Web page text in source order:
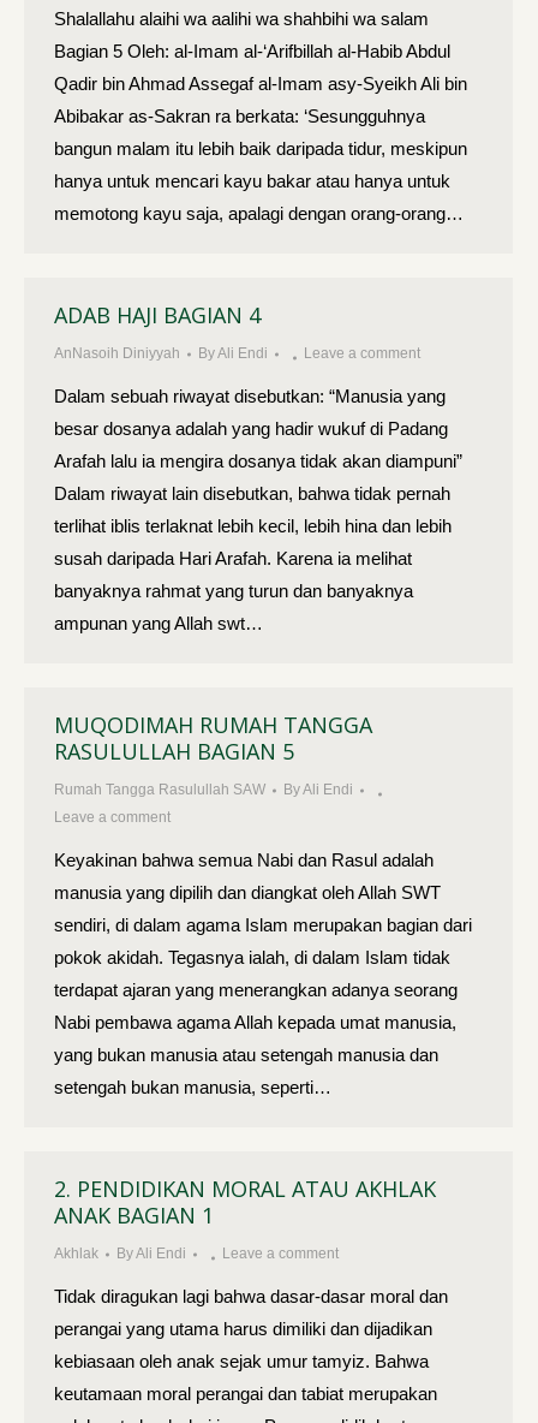
Shalallahu alaihi wa aalihi wa shahbihi wa salam
Bagian 5 Oleh: al-Imam al-‘Arifbillah al-Habib Abdul
Qadir bin Ahmad Assegaf al-Imam asy-Syeikh Ali bin
Abibakar as-Sakran ra berkata: ‘Sesungguhnya
bangun malam itu lebih baik daripada tidur, meskipun
hanya untuk mencari kayu bakar atau hanya untuk
memotong kayu saja, apalagi dengan orang-orang…
ADAB HAJI BAGIAN 4
AnNasoih Diniyyah ByAli Endi Leave a comment
Dalam sebuah riwayat disebutkan: “Manusia yang
besar dosanya adalah yang hadir wukuf di Padang
Arafah lalu ia mengira dosanya tidak akan diampuni”
Dalam riwayat lain disebutkan, bahwa tidak pernah
terlihat iblis terlaknat lebih kecil, lebih hina dan lebih
susah daripada Hari Arafah. Karena ia melihat
banyaknya rahmat yang turun dan banyaknya
ampunan yang Allah swt…
MUQODIMAH RUMAH TANGGA
RASULULLAH BAGIAN 5
Rumah Tangga Rasulullah SAW ByAli Endi
Leave a comment
Keyakinan bahwa semua Nabi dan Rasul adalah
manusia yang di­pilih dan diangkat oleh Allah SWT
sendiri, di dalam agama Islam me­rupakan bagian dari
pokok akidah. Tegasnya ialah, di dalam Islam tidak
terdapat ajaran yang menerangkan adanya seorang
Nabi pembawa aga­ma Allah kepada umat manusia,
yang bukan manusia atau setengah manusia dan
setengah bukan manusia, seperti…
2. PENDIDIKAN MORAL ATAU AKHLAK
ANAK BAGIAN 1
Akhlak ByAli Endi Leave a comment
Tidak diragukan lagi bahwa dasar-dasar moral dan
perangai yang utama harus dimiliki dan dijadikan
kebiasaan oleh anak sejak umur tamyiz. Bahwa
keutamaan moral perangai dan tabiat merupakan